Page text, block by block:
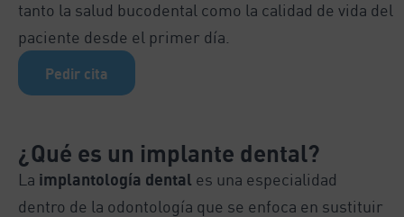
tanto la salud bucodental como la calidad de vida del
paciente desde el primer día.
Pedir cita
¿Qué es un implante dental?
La implantología dental es una especialidad
dentro de la odontología que se enfoca en sustituir